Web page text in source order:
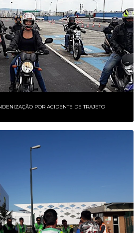
POR ACIDENTE DE TRAJETO